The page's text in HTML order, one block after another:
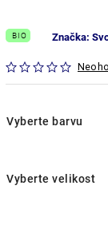
BIO Značka:
Vyberte barvu
Vyberte velikost